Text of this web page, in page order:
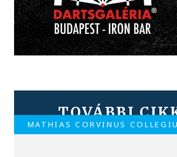
TOVÁBBI
MATHIAS CORVINUS